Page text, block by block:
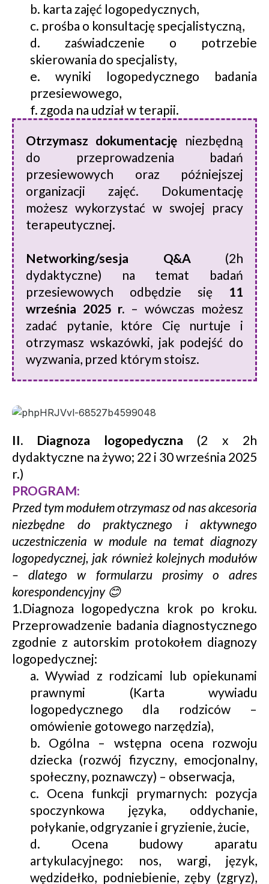
b. karta zajęć logopedycznych,
c. prośba o konsultację specjalistyczną,
d. zaświadczenie o potrzebie
skierowania do specjalisty,
e. wyniki logopedycznego badania
przesiewowego,
f. zgoda na udział w terapii.
Otrzymasz dokumentację niezbędną
do przeprowadzenia badań
przesiewowych oraz późniejszej
organizacji zajęć. Dokumentację
możesz wykorzystać w swojej pracy
terapeutycznej.
Networking/sesja Q&A (2h
dydaktyczne) na temat badań
przesiewowych odbędzie się 11
września 2025 r. – wówczas możesz
zadać pytanie, które Cię nurtuje i
otrzymasz wskazówki, jak podejść do
wyzwania, przed którym stoisz.
II. Diagnoza logopedyczna (2 x 2h
dydaktyczne na żywo; 22 i 30 września 2025
r.)
PROGRAM:
Przed tym modułem otrzymasz od nas akcesoria
niezbędne do praktycznego i aktywnego
uczestniczenia w module na temat diagnozy
logopedycznej, jak również kolejnych modułów
– dlatego w formularzu prosimy o adres
korespondencyjny 😊
1.Diagnoza logopedyczna krok po kroku.
Przeprowadzenie badania diagnostycznego
zgodnie z autorskim protokołem diagnozy
logopedycznej:
a. Wywiad z rodzicami lub opiekunami
prawnymi (Karta wywiadu
logopedycznego dla rodziców –
omówienie gotowego narzędzia),
b. Ogólna – wstępna ocena rozwoju
dziecka (rozwój fizyczny, emocjonalny,
społeczny, poznawczy) – obserwacja,
c. Ocena funkcji prymarnych: pozycja
spoczynkowa języka, oddychanie,
połykanie, odgryzanie i gryzienie, żucie,
d. Ocena budowy aparatu
artykulacyjnego: nos, wargi, język,
wędzidełko, podniebienie, zęby (zgryz),